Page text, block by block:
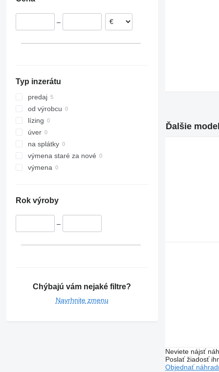
Poľsko
–
Typ inzerátu
predaj
od výrobcu
lízing
úver
na splátky
výmena staré za nové
výmena
Rok výroby
–
Chýbajú vám nejaké filtre?
Navrhnite zmenu
Ďalšie
Neviete nájsť
Poslať žiadosť
Objednať